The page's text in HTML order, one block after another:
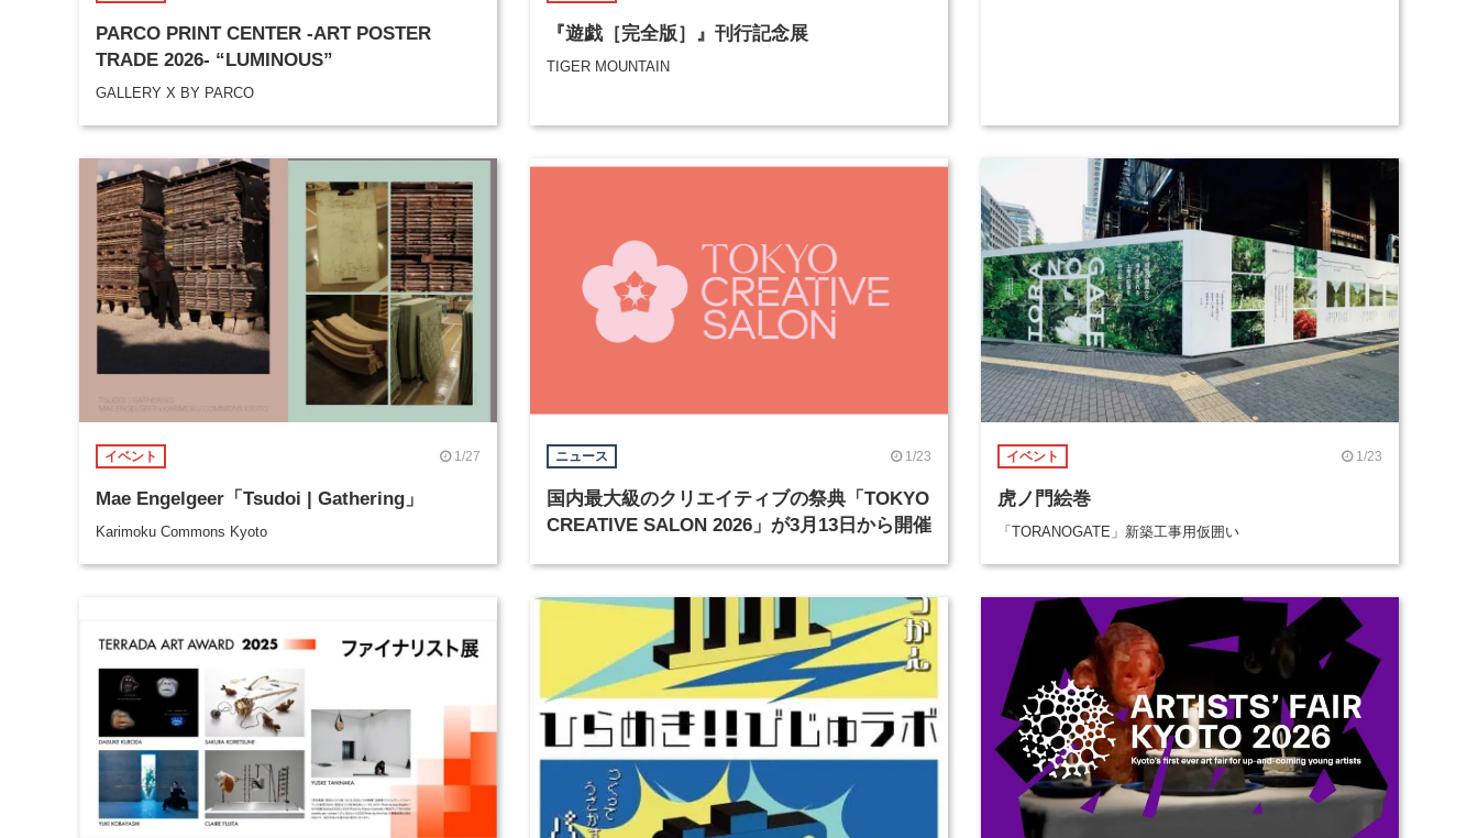
PARCO PRINT CENTER -ART POSTER
TRADE 2026- “LUMINOUS”
GALLERY X BY PARCO
『遊戯［完全版］』刊行記念展
TIGER MOUNTAIN
イベント 1/27
Mae Engelgeer「Tsudoi | Gathering」
Karimoku Commons Kyoto
ニュース 1/23
国内最大級のクリエイティブの祭典「TOKYO
CREATIVE SALON 2026」が3月13日から開催
イベント 1/23
虎ノ門絵巻
「TORANOGATE」新築工事用仮囲い